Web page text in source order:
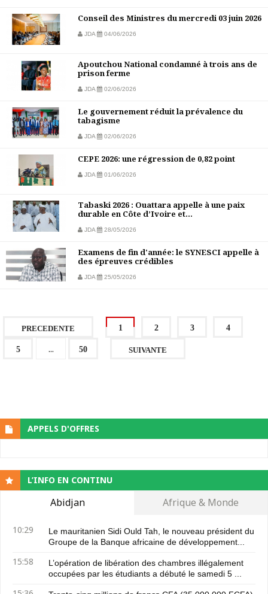
Conseil des Ministres du mercredi 03 juin 2026
JDA 04/06/2026
Apoutchou National condamné à trois ans de
prison ferme
JDA 02/06/2026
Le gouvernement réduit la prévalence du
tabagisme
JDA 02/06/2026
CEPE 2026: une régression de 0,82 point
JDA 01/06/2026
Tabaski 2026 : Ouattara appelle à une paix
durable en Côte d’Ivoire et...
JDA 28/05/2026
Examens de fin d'année: le SYNESCI appelle à
des épreuves crédibles
JDA 25/05/2026
PRECEDENTE 1 2 3 4
5 ... 50 SUIVANTE
APPELS D'OFFRES
L’INFO EN CONTINU
Abidjan Afrique & Monde
10:29
Le mauritanien Sidi Ould Tah, le nouveau président du
Groupe de la Banque africaine de développement...
15:58
L’opération de libération des chambres illégalement
occupées par les étudiants a débuté le samedi 5 ...